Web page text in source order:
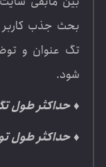
تگ عنوان و
شود.
♦ حداکثر طول تگ عنوان: 60
♦ حداکثر طول توضیحات